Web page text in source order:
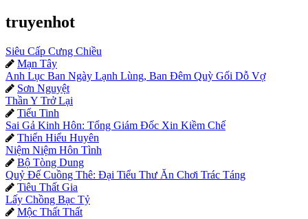
truyenhot
Siêu Cấp Cưng Chiều
 Mạn Tây
Anh Lục Ban Ngày Lạnh Lùng, Ban Đêm Quỳ Gối Dỗ Vợ
 Sơn Nguyệt
Thần Y Trở Lại
 Tiểu Tinh
Sai Gả Kinh Hôn: Tổng Giám Đốc Xin Kiềm Chế
 Thiển Hiểu Huyên
Niệm Niệm Hôn Tình
 Bộ Tòng Dung
Quỷ Đế Cuồng Thê: Đại Tiểu Thư Ăn Chơi Trác Táng
 Tiêu Thất Gia
Lấy Chồng Bạc Tỷ
 Mộc Thất Thất